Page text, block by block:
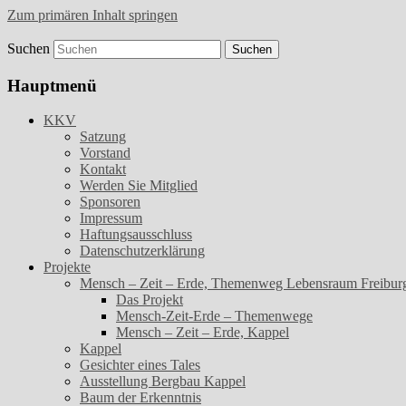
Zum primären Inhalt springen
KKV
Kunst- und Kulturverein Freiburg-Kappel
Suchen
Hauptmenü
KKV
Satzung
Vorstand
Kontakt
Werden Sie Mitglied
Sponsoren
Impressum
Haftungsausschluss
Datenschutzerklärung
Projekte
Mensch – Zeit – Erde, Themenweg Lebensraum
Das Projekt
Mensch-Zeit-Erde – Themenwege
Mensch – Zeit – Erde, Kappel
Kappel
Gesichter eines Tales
Ausstellung Bergbau Kappel
Baum der Erkenntnis